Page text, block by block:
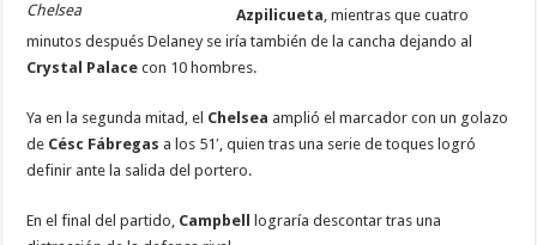
Chelsea
Azpilicueta, mientras que cuatro
minutos después Delaney se iría también de la cancha dejando al
Crystal Palace con 10 hombres.
Ya en la segunda mitad, el Chelsea amplió el marcador con un golazo
de Césc Fábregas a los 51′, quien tras una serie de toques logró
definir ante la salida del portero.
En el final del partido, Campbell
lograría descontar tras una